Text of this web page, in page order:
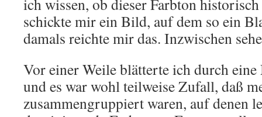
ich wissen, ob dieser Farbton
schickte mir ein Bild, auf dem so ein
damals reichte mir das. Inzwischen
Vor einer Weile blätterte ich durch eine
und es war wohl teilweise Zufall, daß
zusammengruppiert waren, auf denen